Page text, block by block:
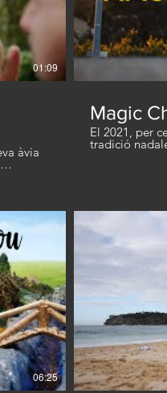
01:09
àvia
Lluç, 2024 ©
Magic
El 2021, per
tradició
perquè veieu
Christmas
doors to show
A few
(due to last
you will be
you meal and Merry
Edited by Nil
Colomer
& Liam
Make Up:
Starring: Nil,
Colomer
move. Location: Tarambana Cardedeu Additional
Guitar: Victor
Camps Riba,
06:25